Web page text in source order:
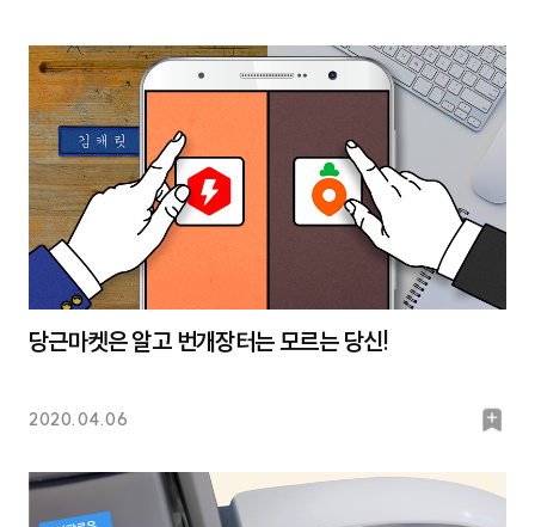
당근마켓은 알고 번개장터는 모르는 당신!
2020.04.06
북
크